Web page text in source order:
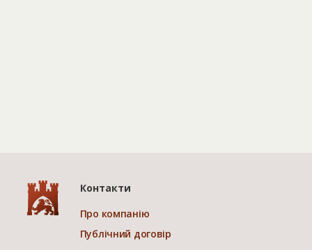
Контакти
Про компанію
Публічний договір